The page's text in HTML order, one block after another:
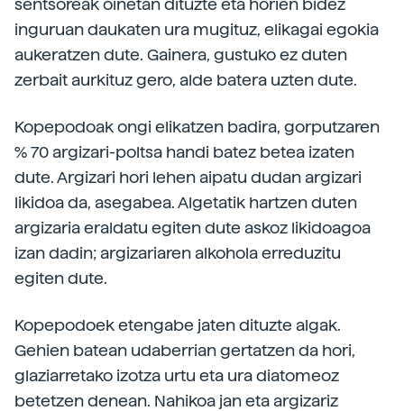
sentsoreak oinetan dituzte eta horien bidez
inguruan daukaten ura mugituz, elikagai egokia
aukeratzen dute. Gainera, gustuko ez duten
zerbait aurkituz gero, alde batera uzten dute.
Kopepodoak ongi elikatzen badira, gorputzaren
% 70 argizari-poltsa handi batez betea izaten
dute. Argizari hori lehen aipatu dudan argizari
likidoa da, asegabea. Algetatik hartzen duten
argizaria eraldatu egiten dute askoz likidoagoa
izan dadin; argizariaren alkohola erreduzitu
egiten dute.
Kopepodoek etengabe jaten dituzte algak.
Gehien batean udaberrian gertatzen da hori,
glaziarretako izotza urtu eta ura diatomeoz
betetzen denean. Nahikoa jan eta argizariz